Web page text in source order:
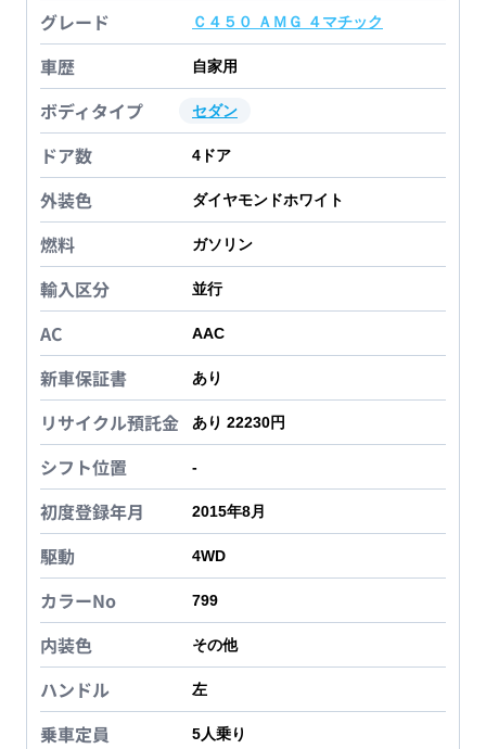
グレード Ｃ４５０ ＡＭＧ ４マチック
車歴 自家用
ボディタイプ セダン
ドア数 4 ドア
外装色 ダイヤモンドホワイト
燃料 ガソリン
輸入区分 並行
AC AAC
新車保証書 あり
リサイクル預託金 あり 22230円
シフト位置 -
初度登録年月 2015年8月
駆動 4WD
カラーNo 799
内装色 その他
ハンドル 左
乗車定員 5人乗り